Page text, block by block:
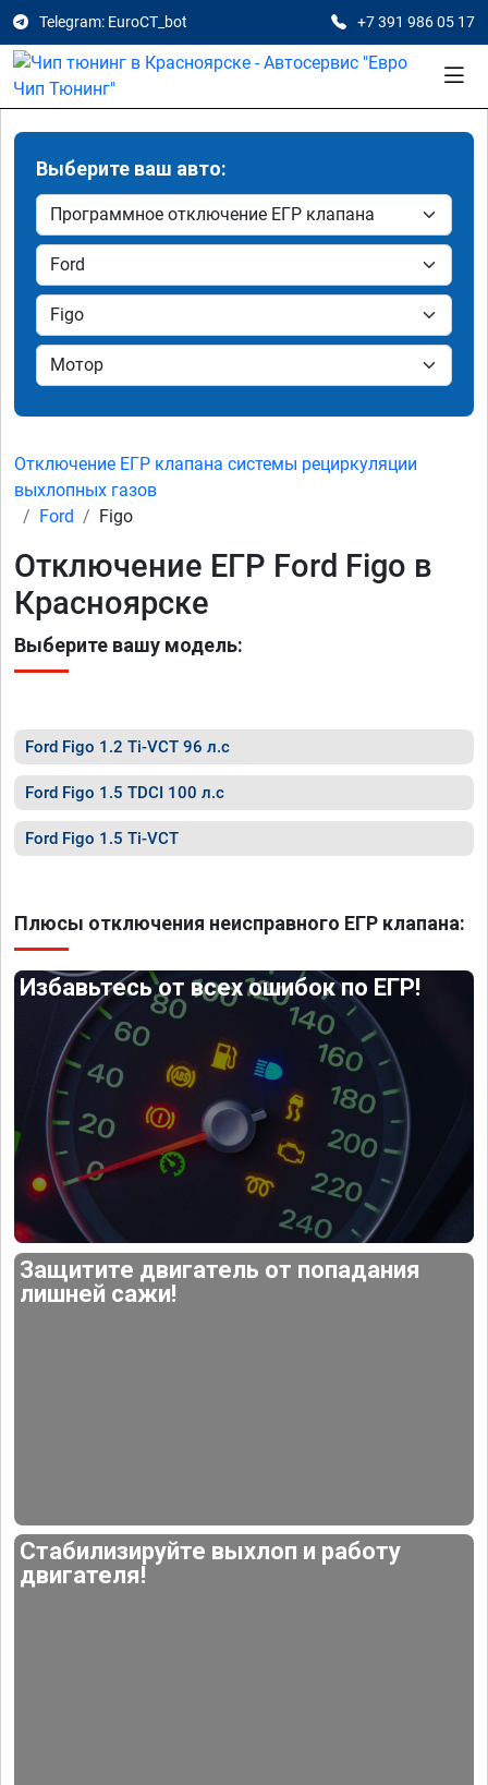
Telegram: EuroCT_bot +7 391 986 05 17
Выберите ваш авто:
Отключение ЕГР клапана системы рециркуляции
выхлопных газов
Ford
Figo
Отключение ЕГР Ford Figo в
Красноярске
Выберите вашу модель:
Ford Figo 1.2 Ti-VCT 96 л.с
Ford Figo 1.5 TDCI 100 л.с
Ford Figo 1.5 Ti-VCT
Плюсы отключения неисправного ЕГР клапана:
Избавьтесь от всех ошибок по ЕГР!
Защитите двигатель от попадания
лишней сажи!
Стабилизируйте выхлоп и работу
двигателя!